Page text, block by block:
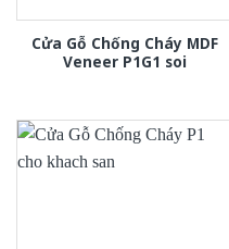
Cửa Gỗ Chống Cháy MDF
Veneer P1G1 soi